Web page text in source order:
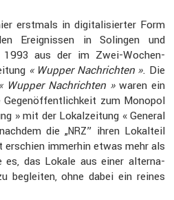
erstmals in digita­li­sierter Form
Ereig­nissen in Solingen und
aus der im Zwei-Wochen-
« Wupper Nachrichten ». Die
« Wupper Nachrichten »waren ein
Gegen­öf­fent­lich­keit zum Monopol
» mit der Lokal­zei­tung « General
die „NRZ” ihren Lokal­teil
immerhin etwas mehr als
es, das Lokale aus einer alter­na­
begleiten, ohne dabei ein reines